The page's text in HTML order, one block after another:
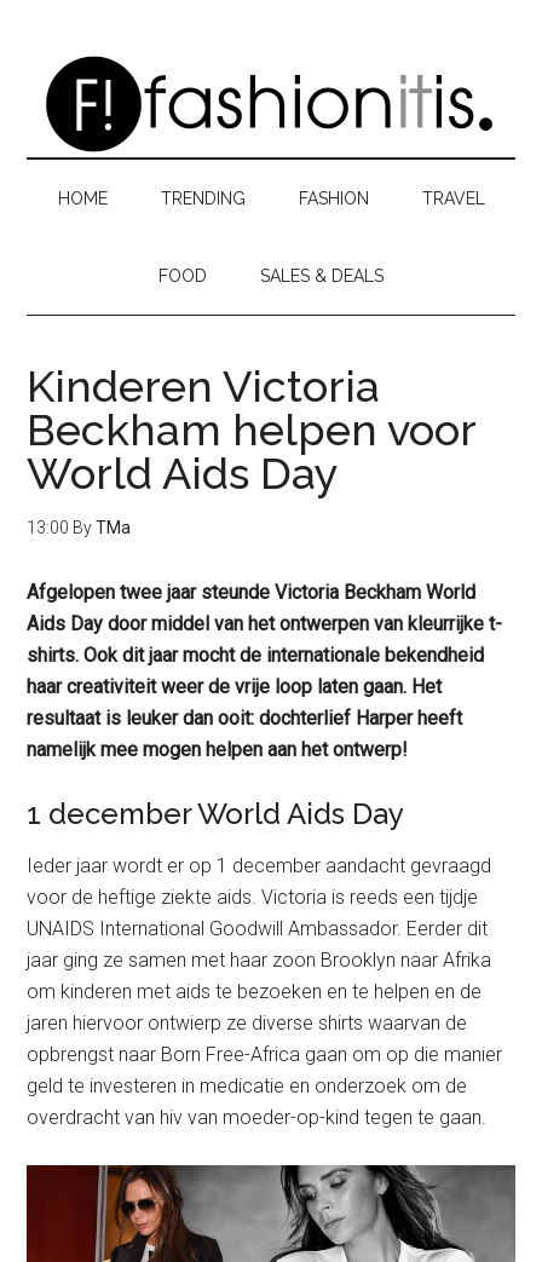
content
secondary
primary
sidebar
HOME TRENDING FASHION TRAVEL
FOOD SALES & DEALS
Kinderen Victoria
Beckham helpen voor
World Aids Day
13:00 ByTMa
Afgelopen twee jaar steunde Victoria Beckham World
Aids Day door middel van het ontwerpen van kleurrijke t-
shirts. Ook dit jaar mocht de internationale bekendheid
haar creativiteit weer de vrije loop laten gaan. Het
resultaat is leuker dan ooit: dochterlief Harper heeft
namelijk mee mogen helpen aan het ontwerp!
1 december World Aids Day
Ieder jaar wordt er op 1 december aandacht gevraagd
voor de heftige ziekte aids. Victoria is reeds een tijdje
UNAIDS International Goodwill Ambassador. Eerder dit
jaar ging ze samen met haar zoon Brooklyn naar Afrika
om kinderen met aids te bezoeken en te helpen en de
jaren hiervoor ontwierp ze diverse shirts waarvan de
opbrengst naar Born Free-Africa gaan om op die manier
geld te investeren in medicatie en onderzoek om de
overdracht van hiv van moeder-op-kind tegen te gaan.